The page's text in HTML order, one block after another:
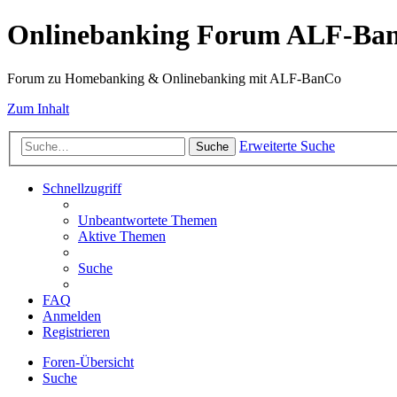
Onlinebanking Forum ALF-
Forum zu Homebanking & Onlinebanking mit ALF-BanCo
Zum Inhalt
Suche Erweiterte Suche
Schnellzugriff
Unbeantwortete Themen
Aktive Themen
Suche
FAQ
Anmelden
Registrieren
Foren-Übersicht
Suche